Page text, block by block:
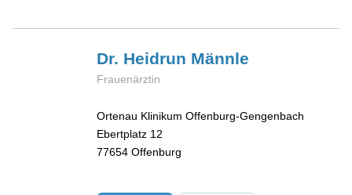
Dr. Heidrun Männle
Frauenärztin
Ortenau Klinikum Offenburg-Gengenbach
Ebertplatz 12
77654 Offenburg